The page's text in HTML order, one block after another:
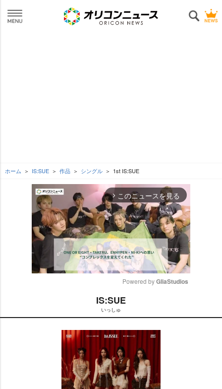
ホーム IS:SUE 作品 シングル 1st IS:SUE
arrow_forward_ios このニュースを見る
t
e
Powered by GliaStudios
IS:SUE
いっしゅ